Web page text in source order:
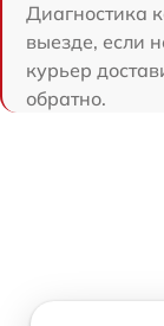
Диагностика
выезде, если
курьер
обратно.